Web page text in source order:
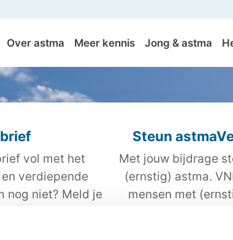
Over astma Meer kennis Jong & astma
vol met het
verdiepende
nog niet? Meld je
Steun
Met jouw bijdrage
(ernstig) astma.
mensen met
beter kunnen